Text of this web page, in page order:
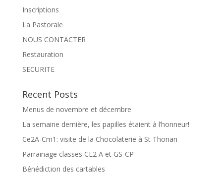
Inscriptions
La Pastorale
NOUS CONTACTER
Restauration
SECURITE
Recent Posts
Menus de novembre et décembre
La semaine dernière, les papilles étaient à l’honneur!
Ce2A-Cm1: visite de la Chocolaterie à St Thonan
Parrainage classes CE2 A et GS-CP
Bénédiction des cartables